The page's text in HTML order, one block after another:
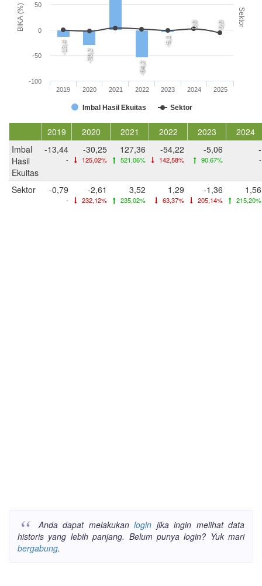
BIKA (%) Sektor
-13,4
-30,2
-54,2
-5,1
0,0 0,0
Imbal Hasil Ekuitas Sektor
2019 2020 2021 2022 2023 2024 2025
-100
-50
0
50
2019 2020 2021 2022 2023
2024
Imbal
Hasil
Ekuitas
-13,44
-
-30,25
125,02%
127,36
521,06%
-54,22
142,58%
-5,06
90,67%
-
-
Sektor -0,79
-
-2,61
232,12%
3,52
235,02%
1,29
63,37%
-1,36
205,14%
1,56
215,20%
Anda dapat melakukanlogin jika ingin melihat data
historis yang lebih panjang. Belum punya login? Yuk mari
bergabung.